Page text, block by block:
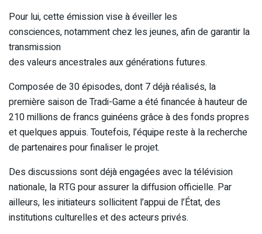
Pour lui, cette émission vise à éveiller les
consciences, notamment chez les jeunes, afin de garantir la
transmission
des valeurs ancestrales aux générations futures.
Composée de 30 épisodes, dont 7 déjà réalisés, la
première saison de Tradi-Game a été financée à hauteur de
210 millions de francs guinéens grâce à des fonds propres
et quelques appuis. Toutefois, l’équipe reste à la recherche
de partenaires pour finaliser le projet.
Des discussions sont déjà engagées avec la télévision
nationale, la RTG pour assurer la diffusion officielle. Par
ailleurs, les initiateurs sollicitent l’appui de l’État, des
institutions culturelles et des acteurs privés.